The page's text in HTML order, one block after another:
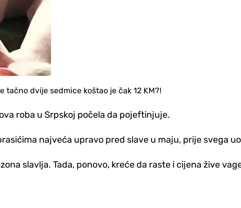
dvije sedmice koštao je čak 12 KM?!
roba u Srpskoj počela da pojeftinjuje.
najveća upravo pred slave u maju, prije svega
slavlja. Tada, ponovo, kreće da raste i cijena žive